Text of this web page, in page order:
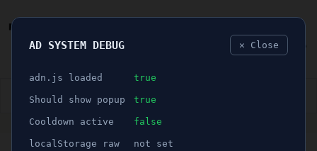
👮🏻‍♂️ BLÅLJUS ÅSIKTER SPORT
ANNONS
AD SYSTEM DEBUG ✕ Close
adn.js loaded true
Should show popup true
Cooldown active false
localStorage raw not set